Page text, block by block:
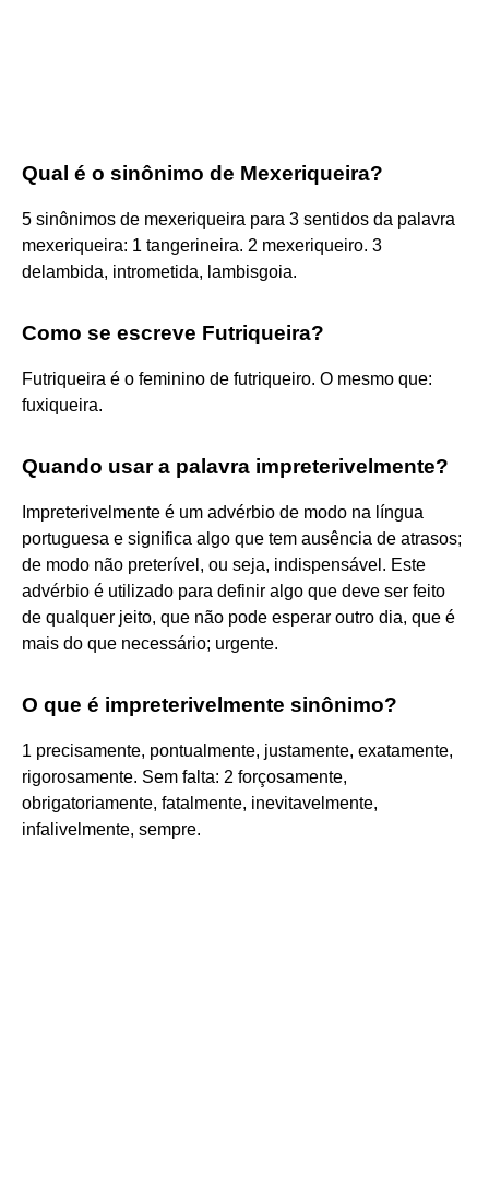
Qual é o sinônimo de Mexeriqueira?
5 sinônimos de mexeriqueira para 3 sentidos da palavra
mexeriqueira: 1 tangerineira. 2 mexeriqueiro. 3
delambida, intrometida, lambisgoia.
Como se escreve Futriqueira?
Futriqueira é o feminino de futriqueiro. O mesmo que:
fuxiqueira.
Quando usar a palavra impreterivelmente?
Impreterivelmente é um advérbio de modo na língua
portuguesa e significa algo que tem ausência de atrasos;
de modo não preterível, ou seja, indispensável. Este
advérbio é utilizado para definir algo que deve ser feito
de qualquer jeito, que não pode esperar outro dia, que é
mais do que necessário; urgente.
O que é impreterivelmente sinônimo?
1 precisamente, pontualmente, justamente, exatamente,
rigorosamente. Sem falta: 2 forçosamente,
obrigatoriamente, fatalmente, inevitavelmente,
infalivelmente, sempre.